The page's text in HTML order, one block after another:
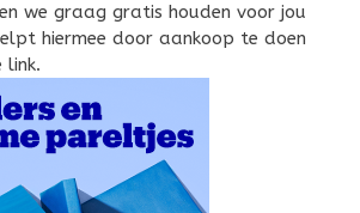
we graag gratis houden voor jou
hiermee door aankoop te doen
link.